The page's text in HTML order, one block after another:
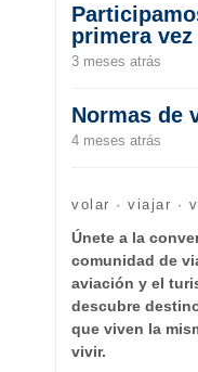
primera vez
3 meses atrás
Normas de
4 meses atrás
volar · viajar ·
Únete a la
comunidad de
aviación y el
descubre
que viven la
vivir.